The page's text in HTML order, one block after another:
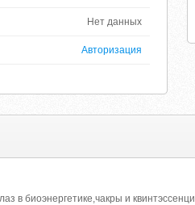
Нет данных
Авторизация
в биоэнергетике,чакры и квинтэссенци